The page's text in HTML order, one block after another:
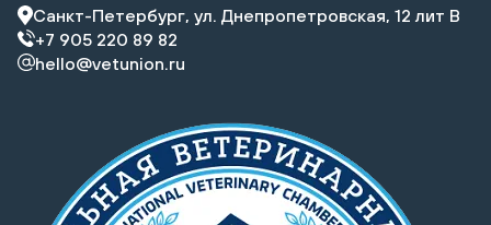
Санкт-Петербург, ул. Днепропетровская, 12 лит В
+7 905 220 89 82
hello@vetunion.ru